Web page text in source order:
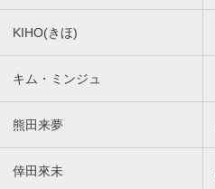
KIHO(きほ)
キム・ミンジュ
熊田来夢
倖田來未